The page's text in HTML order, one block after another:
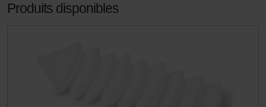
Produits disponibles